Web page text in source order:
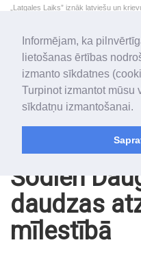
Informējam, ka
lietošanas ērtības
izmanto sīkdatnes
Turpinot izmantot mūsu
sīkdatņu izmantošanai.
„Latgales Laiks” iznāk latviešu un
„Latgales Laiks” latviešu valodā
2026. gada 9. augusts
Svētdiena
Genovefa, Genoveva, Madara
Šodien
daudzas
mīlestībā